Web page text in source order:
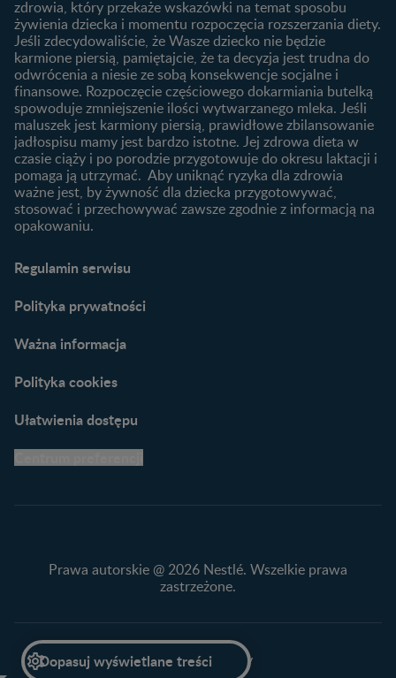
Dopasuj wyświetlane treści
Ząbkowanie u niemowląt Jakie mleko następne
wybrać dla dziecka?
Jak rozszerzać dietę
niemowlaka?
Przydatne materiały dla
rodziców
Poradniki dla rodziców
Karty do zdjęć dla
Maluszka
Materiały do pobrania
Narzędzia dla rodziców
praktyczne wskazówki
zdrowia, który przekaże wskazówki na temat sposobu
żywienia dziecka i momentu rozpoczęcia rozszerzania diety.
Jeśli zdecydowaliście, że Wasze dziecko nie będzie
karmione piersią, pamiętajcie, że ta decyzja jest trudna do
odwrócenia a niesie ze sobą konsekwencje socjalne i
finansowe. Rozpoczęcie częściowego dokarmiania butelką
spowoduje zmniejszenie ilości wytwarzanego mleka. Jeśli
maluszek jest karmiony piersią, prawidłowe zbilansowanie
jadłospisu mamy jest bardzo istotne. Jej zdrowa dieta w
czasie ciąży i po porodzie przygotowuje do okresu laktacji i
pomaga ją utrzymać. Aby uniknąć ryzyka dla zdrowia
ważne jest, by żywność dla dziecka przygotowywać,
stosować i przechowywać zawsze zgodnie z informacją na
opakowaniu.
Regulamin serwisu
Polityka prywatności
Ważna informacja
Polityka cookies
Ułatwienia dostępu
Prawa autorskie @ 2026 Nestlé. Wszelkie prawa
zastrzeżone.
Przewiń do góry